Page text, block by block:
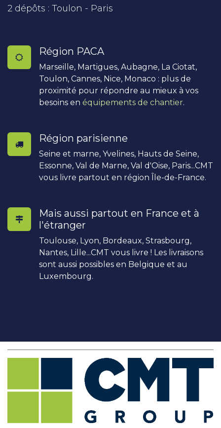
2 dépôts : Toulon - Paris
Région PACA
Marseille, Martigues, Aubagne, La Ciotat,
Toulon, Cannes, Nice, Monaco : plus de
proximité pour répondre au mieux à vos
besoins en équipements de chantier.
Région parisienne
Seine et marne, Yvelines, Hauts de Seine,
Essonne, Val de Marne, Val d'Oise, Paris...CMT
vous livre partout en région Île-de-France.
Mais aussi partout en France et à
l'étranger
Toulouse, Lyon, Bordeaux, Strasbourg,
Nantes, Lille...CMT vous livre ! Les livraisons
sont aussi possibles en Belgique et au
Luxembourg.